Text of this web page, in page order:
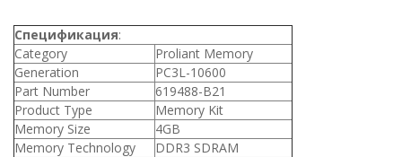
Спецификация:
Category
Proliant Memory
Generation
PC3L-10600
Part Number
619488-B21
Product Type
Memory Kit
Memory Size
4GB
Memory Technology
DDR3 SDRAM